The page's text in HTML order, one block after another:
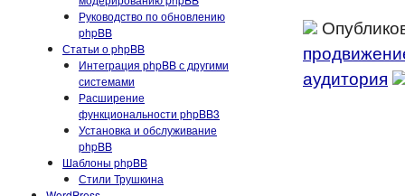
Руководство по обновлению
phpBB
Статьи о phpBB
Интеграция phpBB с другими
системами
Расширение
функциональности phpBB3
Установка и обслуживание
phpBB
Шаблоны phpBB
Стили Трушкина
аудитория